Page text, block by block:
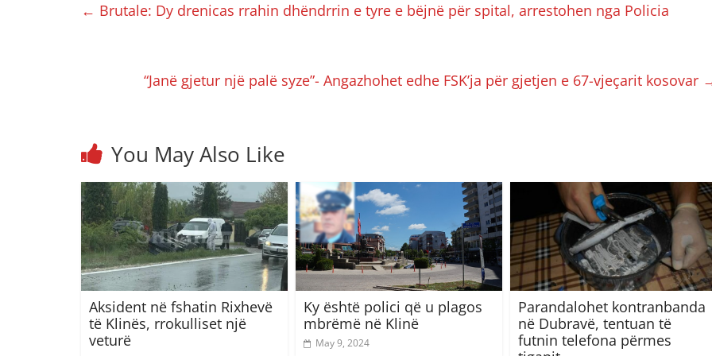
← Brutale: Dy drenicas rrahin dhëndrrin e tyre e bëjnë për spital, arrestohen nga Policia
“Janë gjetur një palë syze”- Angazhohet edhe FSK’ja për gjetjen e 67-vjeçarit kosovar
You May Also Like
Aksident në fshatin Rixhevë
të Klinës, rrokulliset një
veturë
Ky është polici që u plagos
mbrëmë në Klinë
May 9, 2024
Parandalohet kontranbanda
në Dubravë, tentuan të
futnin telefona përmes